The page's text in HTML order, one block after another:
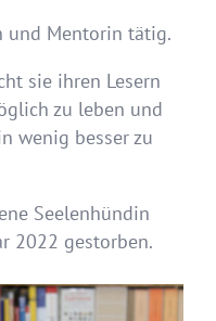
und Mentorin tätig.
sie ihren Lesern
zu leben und
wenig besser zu
Seelenhündin
2022 gestorben.